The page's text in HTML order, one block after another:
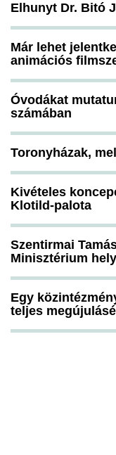
Elhunyt Dr. Bitó
Már lehet
animációs
Óvodákat
számában
Toronyházak,
Kivételes
Klotild-palota
Szentirmai
Minisztérium
Egy
teljes